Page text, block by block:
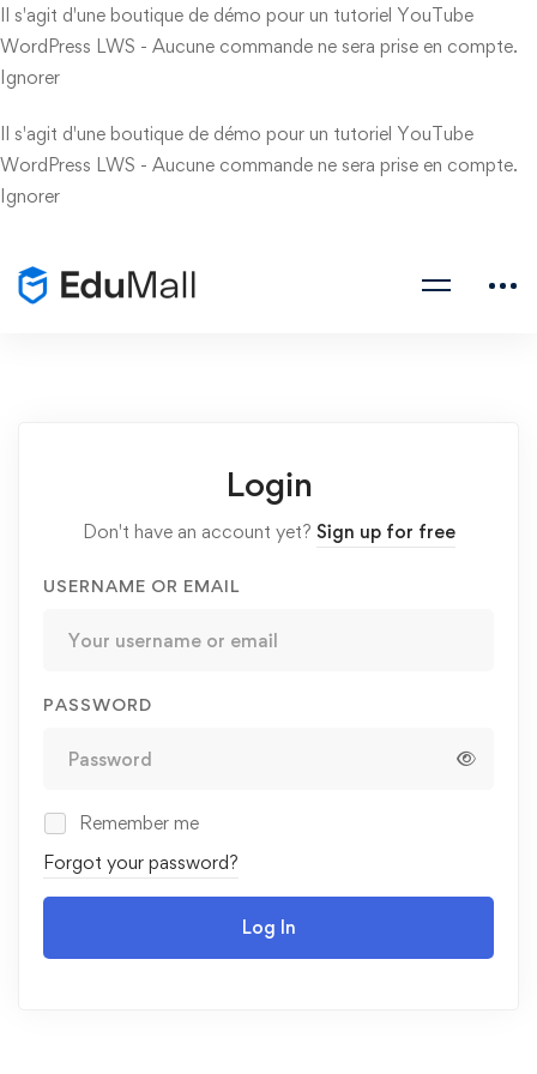
Il s'agit d'une boutique de démo pour un tutoriel YouTube
WordPress LWS - Aucune commande ne sera prise en compte.
Ignorer
Il s'agit d'une boutique de démo pour un tutoriel YouTube
WordPress LWS - Aucune commande ne sera prise en compte.
Ignorer
Login
Don't have an account yet? Sign up for free
USERNAME OR EMAIL
PASSWORD
Remember me
Forgot your password?
Log In